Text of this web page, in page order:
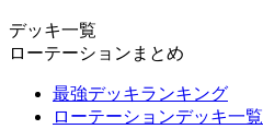
デッキ一覧
ローテーションまとめ
最強デッキランキング
ローテーションデッキ一覧